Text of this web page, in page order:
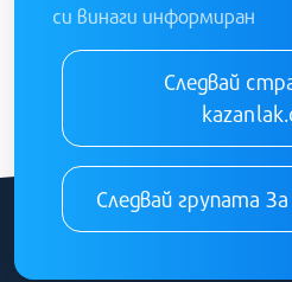
си винаги информиран
Следвай
Следвай групата